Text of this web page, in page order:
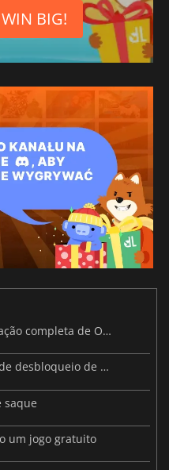
BIG!
A Blizzard lança uma reformulação completa de Overwatch 2
Os fãs não gostam do sistema de desbloqueio de personagens de Overwatch 2
saque
um jogo gratuito